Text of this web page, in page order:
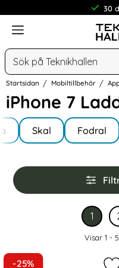
30
Meny
Sök
Startsidan Mobiltillbehör
iPhone 7
Hoppa
till
produkter
Skal Fodral
Hoppa
över
filtersektionen
Filtrera &
1
av 3
Visar 1 -
produktlista
-25%